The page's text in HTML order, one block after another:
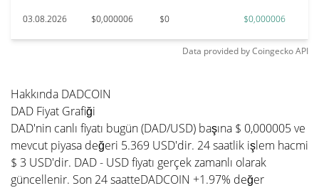
03.08.2026 $0,000006 $0 $0,000006
Data provided byCoingeckoAPI
Hakkında DADCOIN
DAD Fiyat Grafiği
DAD'nin canlı fiyatı bugün (DAD/USD) başına $ 0,000005 ve
mevcut piyasa değeri 5.369 USD'dir. 24 saatlik işlem hacmi
$ 3 USD'dir. DAD - USD fiyatı gerçek zamanlı olarak
güncellenir. Son 24 saatteDADCOIN +1.97% değer